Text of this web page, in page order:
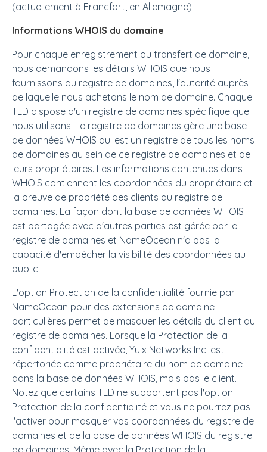
(actuellement à Francfort, en Allemagne).
Informations WHOIS du domaine
Pour chaque enregistrement ou transfert de domaine,
nous demandons les détails WHOIS que nous
fournissons au registre de domaines, l'autorité auprès
de laquelle nous achetons le nom de domaine. Chaque
TLD dispose d'un registre de domaines spécifique que
nous utilisons. Le registre de domaines gère une base
de données WHOIS qui est un registre de tous les noms
de domaines au sein de ce registre de domaines et de
leurs propriétaires. Les informations contenues dans
WHOIS contiennent les coordonnées du propriétaire et
la preuve de propriété des clients au registre de
domaines. La façon dont la base de données WHOIS
est partagée avec d'autres parties est gérée par le
registre de domaines et NameOcean n'a pas la
capacité d'empêcher la visibilité des coordonnées au
public.
L'option Protection de la confidentialité fournie par
NameOcean pour des extensions de domaine
particulières permet de masquer les détails du client au
registre de domaines. Lorsque la Protection de la
confidentialité est activée, Yuix Networks Inc. est
répertoriée comme propriétaire du nom de domaine
dans la base de données WHOIS, mais pas le client.
Notez que certains TLD ne supportent pas l'option
Protection de la confidentialité et vous ne pourrez pas
l'activer pour masquer vos coordonnées du registre de
domaines et de la base de données WHOIS du registre
de domaines. Même avec la Protection de la